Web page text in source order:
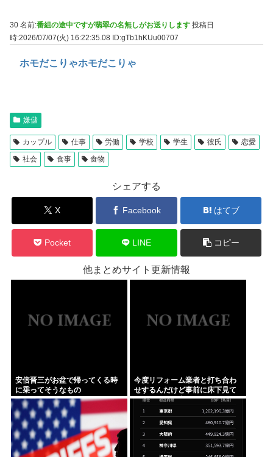
30 名前:番組の途中ですが翡翠の名無しがお送りします 投稿日
時:2026/07/07(火) 16:22:35.08 ID:gTb1hKUu00707
ホモだこりゃホモだこりゃ
嫌儲
カップル 仕事 労働 学校 学生 彼氏
恋愛
社会
食事 食物
シェアする
X Facebook はてブ
Pocket LINE コピー
他まとめサイト更新情報
安倍晋三がお盆で帰ってくる時
に乗ってそうなもの
今度リフォーム業者と打ち合わ
せするんだけど事前に床下見て
おきたいって言われたんだけど
そういうものなの？